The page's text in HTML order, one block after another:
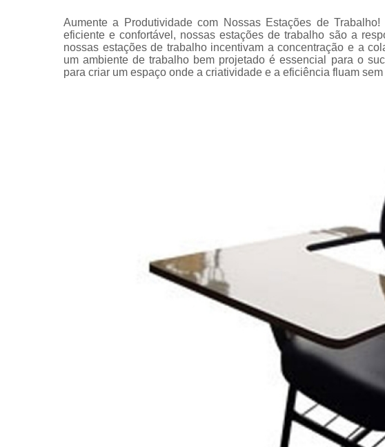
Aumente a Produtividade com Nossas Estações de
eficiente e confortável, nossas estações de trabalho são a
nossas estações de trabalho incentivam a concentração e a
um ambiente de trabalho bem projetado é essencial para o
para criar um espaço onde a criatividade e a eficiência fluam sem